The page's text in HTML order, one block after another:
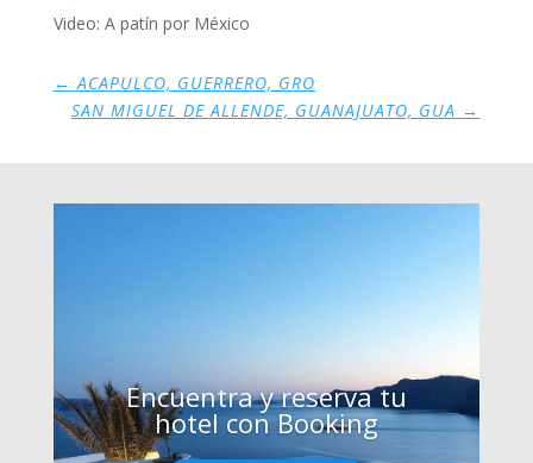
Video: A patín por México
← ACAPULCO, GUERRERO, GRO
SAN MIGUEL DE ALLENDE, GUANAJUATO, GUA →
Encuentra y reserva tu
hotel con Booking